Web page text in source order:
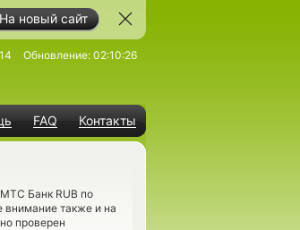
На новый сайт
FAQ Контакты
Обновление: 02:10:26
МТС Банк RUB по
внимание также и на
проверен